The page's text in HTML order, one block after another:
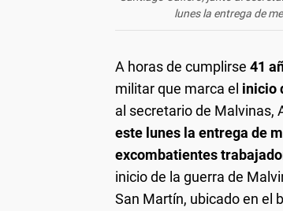
lunes la entrega de
A horas de cumplirse 41
militar que marca el inicio
al secretario de Malvinas,
este lunes la entrega de
excombatientes
inicio de la guerra de
San Martín, ubicado en el